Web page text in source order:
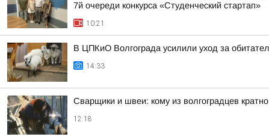
7й очереди конкурса «Студенческий стартап»
10:21
В ЦПКиО Волгограда усилили уход за
14:33
Сварщики и швеи: кому из волгоградцев
12:18